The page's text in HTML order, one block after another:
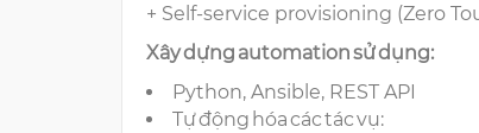
+ Self-service provisioning (Zero
Xây dựng automation sử dụng:
Python, Ansible, REST API
Tự động hóa các tác vụ: